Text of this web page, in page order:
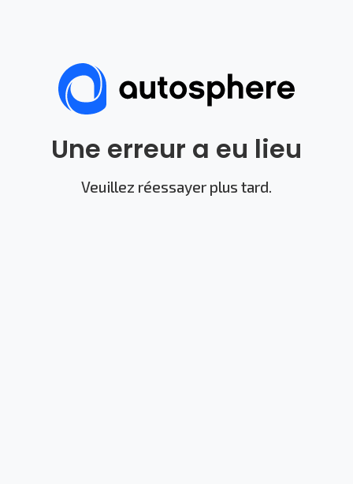
Une erreur a eu lieu
Veuillez réessayer plus tard.